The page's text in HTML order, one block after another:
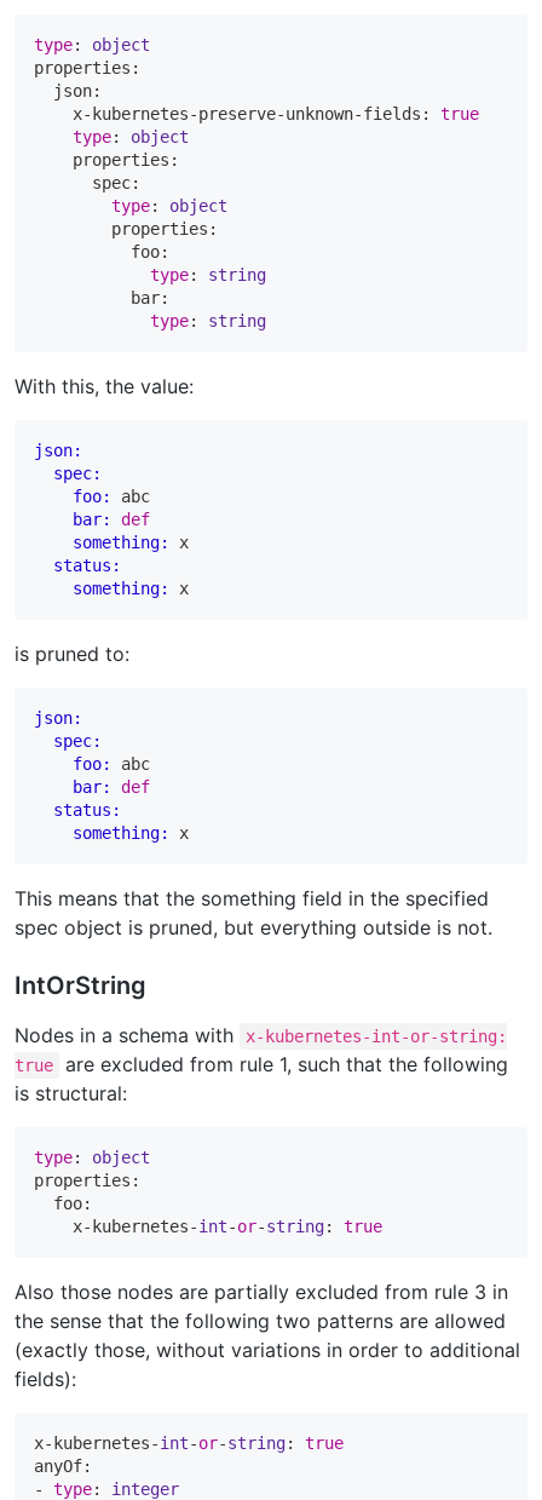
type: object
properties:
  json:
    x-kubernetes-preserve-unknown-fields:
true
type: object
    properties:
      spec:
type: object
        properties:
          foo:
type: string
          bar:
type: string
With this, the value:
json:
spec:
foo:
abc
bar:
def
something:
x
status:
something:
is pruned to:
json:
spec:
foo:
abc
bar:
def
status:
something:
This means that the something field in the specified
spec object is pruned, but everything outside is not.
IntOrString
Nodes in a schema with
x-kubernetes-int-or-string:
true
are excluded from rule 1, such that the following
is structural:
type: object
properties:
  foo:
    x-kubernetes-
int-or-string: true
Also those nodes are partially excluded from rule 3 in
the sense that the following two patterns are allowed
(exactly those, without variations in order to additional
fields):
x-kubernetes-int-or-string: true
anyOf:
- type: integer